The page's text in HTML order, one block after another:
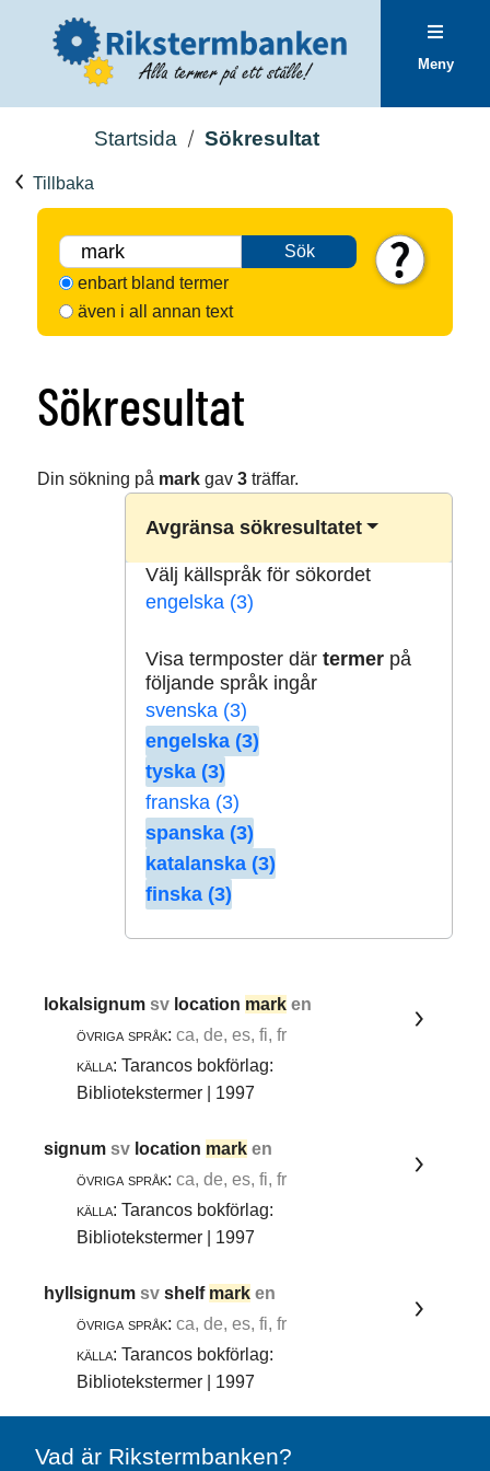
Meny
Startsida Sökresultat
Tillbaka
Sök
enbart bland termer
även i all annan text
Sökresultat
Din sökning på markgav 3träffar.
Avgränsa sökresultatet
Välj källspråk för sökordet
engelska (3)
Visa termposter där termerpå
följande språk ingår
svenska (3)
engelska (3)
tyska (3)
franska (3)
spanska (3)
katalanska (3)
finska (3)
lokalsignumsv location mark en
övriga språk: ca, de, es, fi, fr
källa: Tarancos bokförlag:
Bibliotekstermer | 1997
signumsv location mark en
övriga språk: ca, de, es, fi, fr
källa: Tarancos bokförlag:
Bibliotekstermer | 1997
hyllsignumsvshelf mark en
övriga språk: ca, de, es, fi, fr
källa: Tarancos bokförlag:
Bibliotekstermer | 1997
Vad är Rikstermbanken?